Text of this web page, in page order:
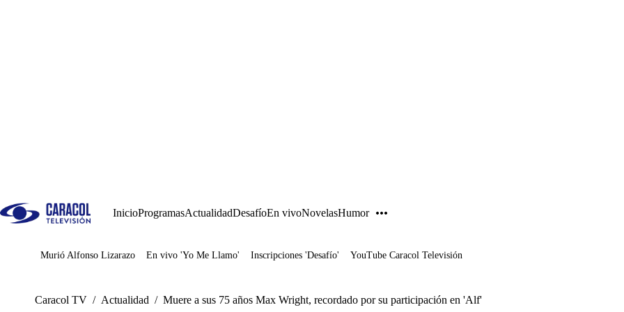
InicioProgramasActualidadDesafíoEn vivoNovelasHumor
Juegos
Murió Alfonso Lizarazo En vivo 'Yo Me Llamo' Inscripciones 'Desafío' YouTube Caracol Televisión
Caracol TV / Actualidad / Muere a sus 75 años Max Wright, recordado por su participación en 'Alf'